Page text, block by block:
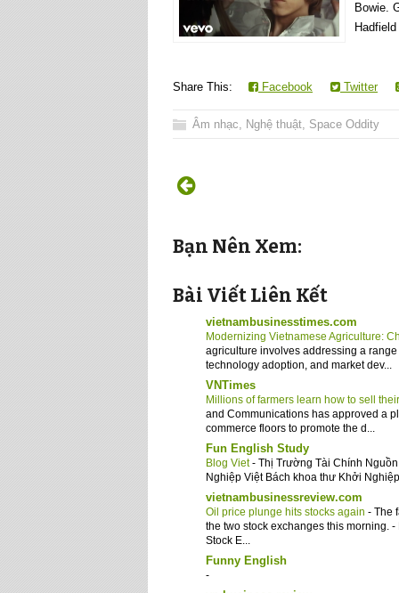
Bowie.
Share This: Facebook Twitter
Âm nhạc, Nghệ thuật, Space Oddity
Bạn Nên Xem:
Bài Viết Liên Kết
vietnambusinesstimes.com
Modernizing Vietnamese Agriculture:
agriculture involves addressing a
technology adoption, and market dev...
VNTimes
Millions of farmers learn how to sell
and Communications has approved a
commerce floors to promote the d...
Fun English Study
Blog Viet- Thị Trường Tài Chính
Nghiệp Việt Bách khoa thư Khởi
vietnambusinessreview.com
Oil price plunge hits stocks again - The
the two stock exchanges this morning.
Stock E...
Funny English
-